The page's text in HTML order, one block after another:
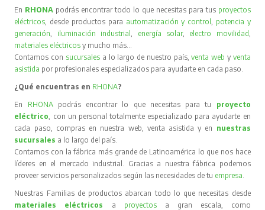
En RHONA podrás encontrar todo lo que necesitas para tus proyectos
eléctricos, desde productos para automatización y control, potencia y
generación, iluminación industrial, energía solar, electro movilidad,
materiales eléctricos y mucho más…
Contamos con sucursales a lo largo de nuestro país,venta web y venta
asistida por profesionales especializados para ayudarte en cada paso.
¿Qué encuentras en RHONA?
En RHONA podrás encontrar lo que necesitas para tu proyecto
eléctrico, con un personal totalmente especializado para ayudarte en
cada paso, compras en nuestra web, venta asistida y en nuestras
sucursales a lo largo del país.
Contamos con la fábrica más grande de Latinoamérica lo que nos hace
líderes en el mercado industrial. Gracias a nuestra fábrica podemos
proveer servicios personalizados según las necesidades de tu empresa.
Nuestras Familias de productos abarcan todo lo que necesitas desde
materiales eléctricos
a proyectos
a gran escala, como